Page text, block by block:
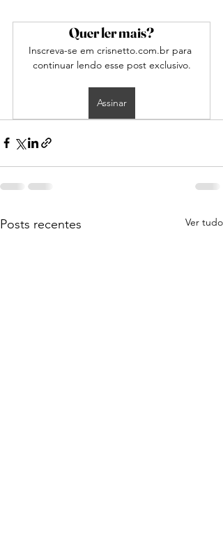
Quer ler mais?
Inscreva-se em crisnetto.com.br para
continuar lendo esse post exclusivo.
Assinar
Posts recentes Ver tudo